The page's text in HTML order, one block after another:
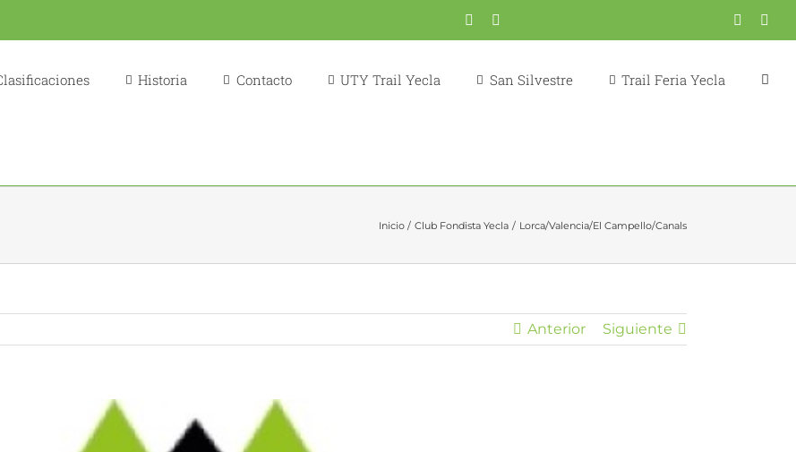
Correo
Historia Contacto UTY Trail Yecla San Silvestre Trail Feria Yecla
Inicio Club Fondista Yecla Lorca/Valencia/El Campello/Canals
Anterior Siguiente